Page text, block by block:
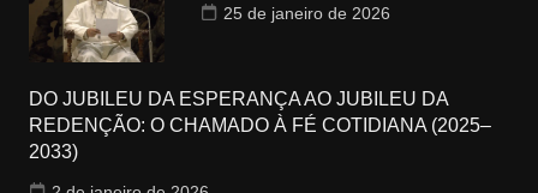
25 de janeiro de 2026
DO JUBILEU DA ESPERANÇA AO JUBILEU DA
REDENÇÃO: O CHAMADO À FÉ COTIDIANA (2025–
2033)